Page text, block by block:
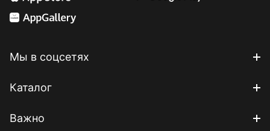
Мы в соцсетях
Каталог
Важно